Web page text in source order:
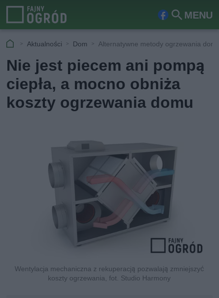
MENU
Fa
ook
Szu
Aktualności Dom Alternatywne metody ogrzewania
Nie jest piecem ani pompą
ciepła, a mocno obniża
koszty ogrzewania domu
Wentylacja mechaniczna z rekuperacją pozwalają zmniejszyć
koszty ogrzewania, fot. Studio Harmony